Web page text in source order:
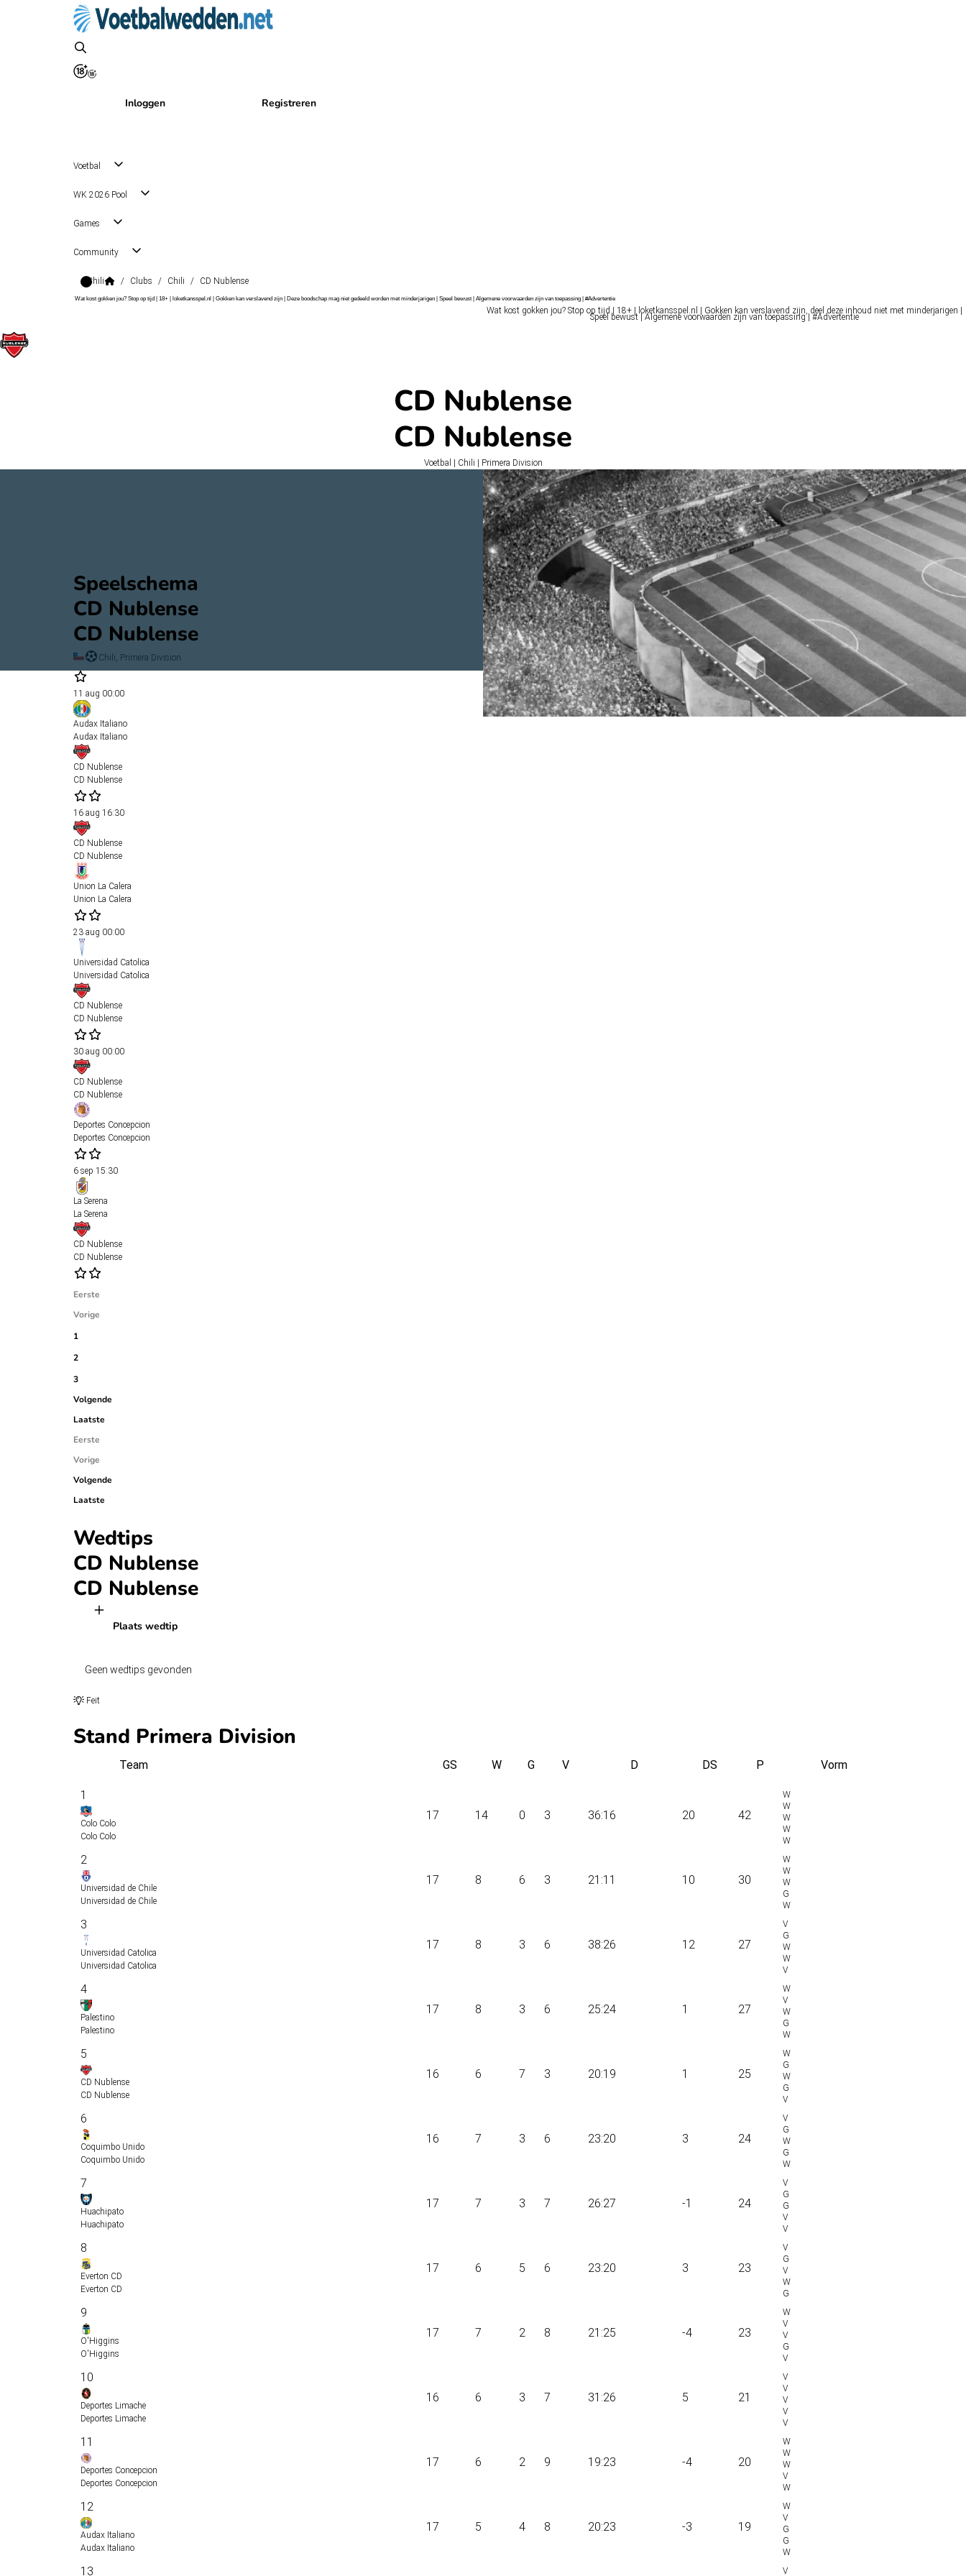
Inloggen Registreren
Voetbal
WK 2026 Pool
Games
Community
Chili / Clubs / Chili / CD Nublense
Wat kost gokken jou? Stop op tijd | 18+ | loketkansspel.nl | Gokken kan verslavend zijn | Deze boodschap mag niet gedeeld worden met minderjarigen | Speel bewust | Algemene voorwaarden zijn van toepassing | #Advertentie
Wat kost gokken jou? Stop op tijd | 18+ | loketkansspel.nl | Gokken kan verslavend zijn, deel deze inhoud niet met minderjarigen |
Speel bewust | Algemene voorwaarden zijn van toepassing | #Advertentie
CD Nublense
CD Nublense
Voetbal | Chili | Primera Division
Speelschema
CD Nublense
CD Nublense
Chili, Primera Division
11 aug 00:00
Audax Italiano
Audax Italiano
CD Nublense
CD Nublense
16 aug 16:30
CD Nublense
CD Nublense
Union La Calera
Union La Calera
23 aug 00:00
Universidad Catolica
Universidad Catolica
CD Nublense
CD Nublense
30 aug 00:00
CD Nublense
CD Nublense
Deportes Concepcion
Deportes Concepcion
6 sep 15:30
La Serena
La Serena
CD Nublense
CD Nublense
Eerste
Vorige
1
2
3
Volgende
Laatste
Eerste
Vorige
Volgende
Laatste
Wedtips
CD Nublense
CD Nublense
Plaats wedtip
Geen wedtips gevonden
Feit
Stand Primera Division
Team GS W G V D DS P Vorm
1
Colo Colo
Colo Colo
17 14 0 3 36:16 20 42
2
Universidad de Chile
Universidad de Chile
17 8 6 3 21:11 10 30
3
Universidad Catolica
Universidad Catolica
17 8 3 6 38:26 12 27
4
Palestino
Palestino
17 8 3 6 25:24 1 27
5
CD Nublense
CD Nublense
16 6 7 3 20:19 1 25
6
Coquimbo Unido
Coquimbo Unido
16 7 3 6 23:20 3 24
7
Huachipato
Huachipato
17 7 3 7 26:27 -1 24
8
Everton CD
Everton CD
17 6 5 6 23:20 3 23
9
O'Higgins
O'Higgins
17 7 2 8 21:25 -4 23
10
Deportes Limache
Deportes Limache
16 6 3 7 31:26 5 21
11
Deportes Concepcion
Deportes Concepcion
17 6 2 9 19:23 -4 20
12
Audax Italiano
Audax Italiano
17 5 4 8 20:23 -3 19
13